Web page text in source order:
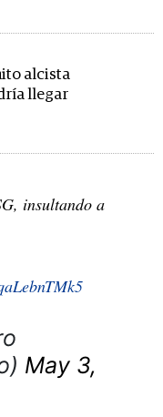
alcista
llegar
insultando a
May 3,